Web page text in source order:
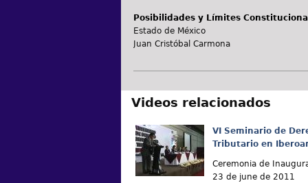
Posibilidades y Límites
Estado de México
Juan Cristóbal Carmona
Videos relacionados
VI Seminario de
Tributario en
Ceremonia de
23 de june de 2011